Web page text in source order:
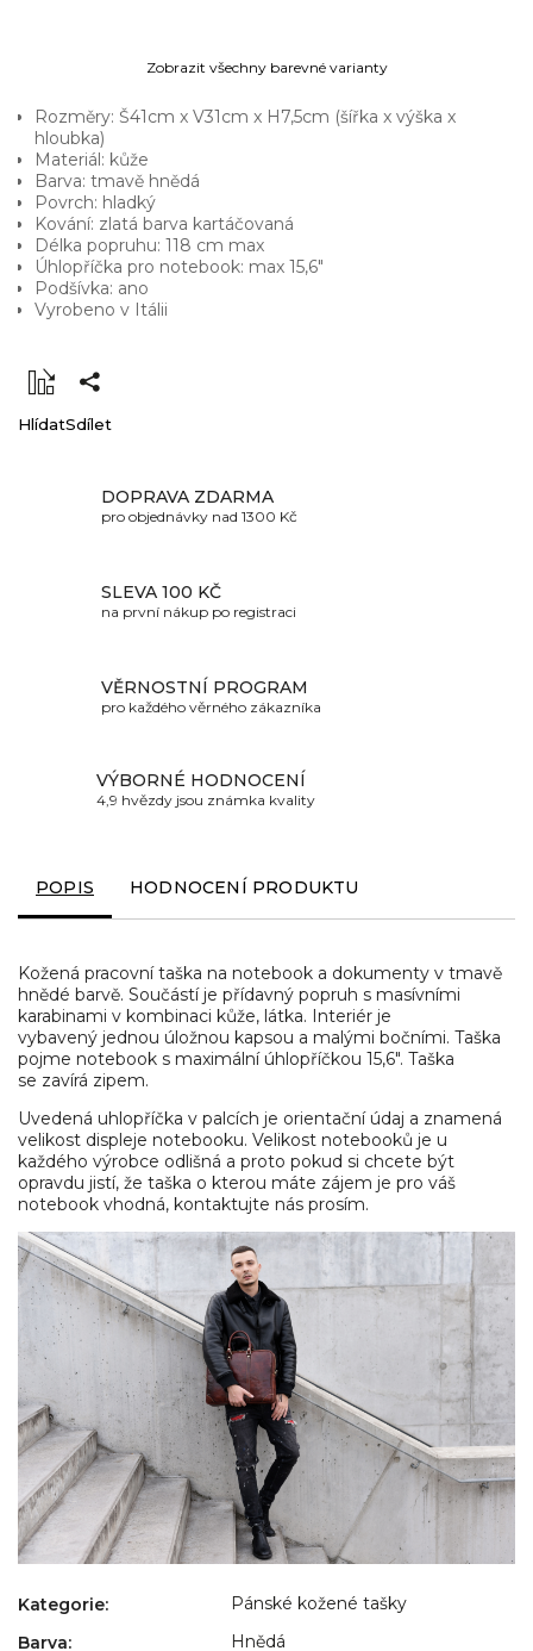
Zobrazit všechny barevné varianty
Rozměry: Š41cm x V31cm x H7,5cm (šířka x výška x
hloubka)
Materiál: kůže
Barva: tmavě hnědá
Povrch: hladký
Kování: zlatá barva kartáčovaná
Délka popruhu: 118 cm max
Úhlopříčka pro notebook: max 15,6"
Podšívka: ano
Vyrobeno v Itálii
HlídatSdílet
DOPRAVA ZDARMA
pro objednávky nad 1300 Kč
SLEVA 100 KČ
na první nákup po registraci
VĚRNOSTNÍ PROGRAM
pro každého věrného zákazníka
VÝBORNÉ HODNOCENÍ
4,9 hvězdy jsou známka kvality
POPIS HODNOCENÍ PRODUKTU
Kožená pracovní taška na notebook a dokumenty v tmavě
hnědé barvě. Součástí je přídavný popruh s masívními
karabinami v kombinaci kůže, látka. Interiér je
vybavený jednou úložnou kapsou a malými bočními. Taška
pojme notebook s maximální úhlopříčkou 15,6". Taška
se zavírá zipem.
Uvedená uhlopříčka v palcích je orientační údaj a znamená
velikost displeje notebooku. Velikost notebooků je u
každého výrobce odlišná a proto pokud si chcete být
opravdu jistí, že taška o kterou máte zájem je pro váš
notebook vhodná, kontaktujte nás prosím.
Kategorie:
Pánské kožené tašky
Barva: Hnědá